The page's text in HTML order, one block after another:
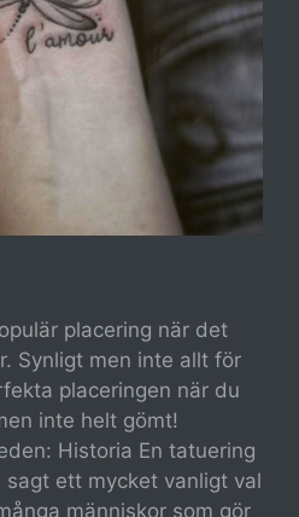
placering när det
Synligt men inte allt för
placeringen när du
inte helt gömt!
Historia En tatuering
ett mycket vanligt val
människor som gör